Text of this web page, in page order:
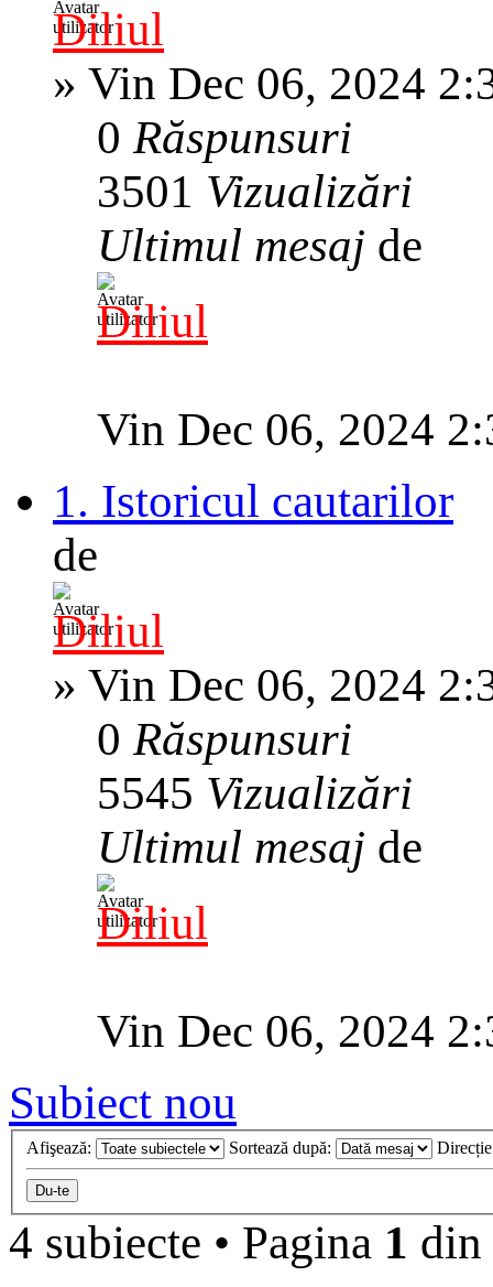
Diliul
» Vin Dec 06, 2024
0Răspunsuri
3501 Vizualizări
Ultimul mesaj de
Diliul
Vin Dec 06, 2024
1. Istoricul cautarilor
de
Diliul
» Vin Dec 06, 2024
0Răspunsuri
5545 Vizualizări
Ultimul mesaj de
Diliul
Vin Dec 06, 2024
Subiect nou
Afişează: Sortează după:
4 subiecte • Pagina 1 din